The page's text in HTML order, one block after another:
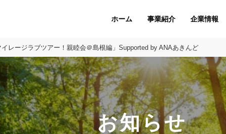
ホーム 事業紹介 企業情報
レージラブツアー！親睦会＠島根編」Supported by ANAあきんど
お知らせ